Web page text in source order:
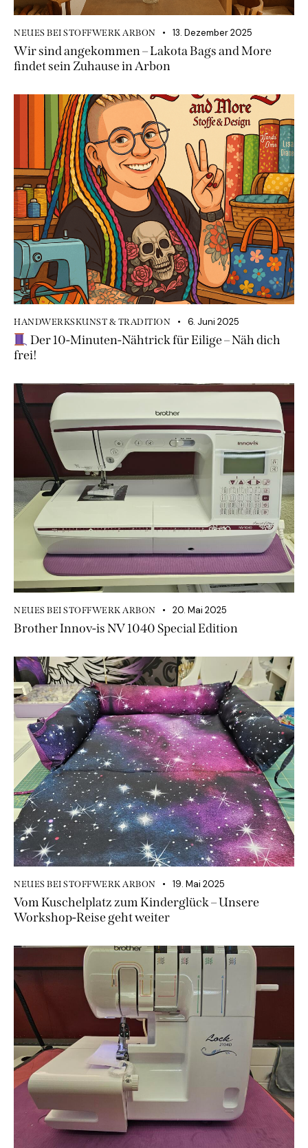
NEUES BEI STOFFWERK ARBON 13. Dezember 2025
Wir sind angekommen – Lakota Bags and More
findet sein Zuhause in Arbon
HANDWERKSKUNST & TRADITION 6. Juni 2025
Der 10-Minuten-Nähtrick für Eilige – Näh dich
frei!
NEUES BEI STOFFWERK ARBON 20. Mai 2025
Brother Innov-is NV 1040 Special Edition
NEUES BEI STOFFWERK ARBON 19. Mai 2025
Vom Kuschelplatz zum Kinderglück – Unsere
Workshop-Reise geht weiter